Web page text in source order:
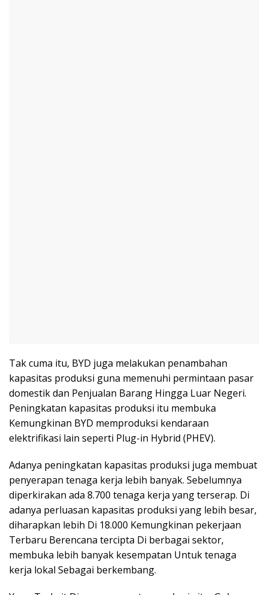
Tak cuma itu, BYD juga melakukan penambahan
kapasitas produksi guna memenuhi permintaan pasar
domestik dan Penjualan Barang Hingga Luar Negeri.
Peningkatan kapasitas produksi itu membuka
Kemungkinan BYD memproduksi kendaraan
elektrifikasi lain seperti Plug-in Hybrid (PHEV).
Adanya peningkatan kapasitas produksi juga membuat
penyerapan tenaga kerja lebih banyak. Sebelumnya
diperkirakan ada 8.700 tenaga kerja yang terserap. Di
adanya perluasan kapasitas produksi yang lebih besar,
diharapkan lebih Di 18.000 Kemungkinan pekerjaan
Terbaru Berencana tercipta Di berbagai sektor,
membuka lebih banyak kesempatan Untuk tenaga
kerja lokal Sebagai berkembang.